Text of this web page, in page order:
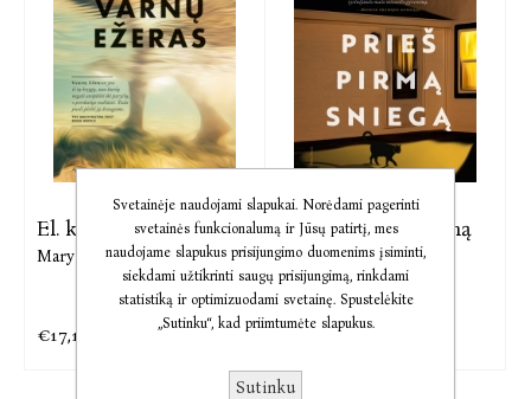
El. knyga Varnų Ežeras
Mary Lawson
€17,16
El. knyga Prieš pirmą
sniegą
Mary Lawson
€15,25
Svetainėje naudojami slapukai. Norėdami pagerinti
svetainės funkcionalumą ir Jūsų patirtį, mes
naudojame slapukus prisijungimo duomenims įsiminti,
siekdami užtikrinti saugų prisijungimą, rinkdami
statistiką ir optimizuodami svetainę. Spustelėkite
„Sutinku“, kad priimtumėte slapukus.
Sutinku